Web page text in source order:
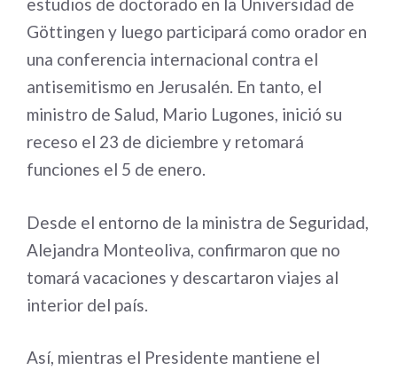
Göttingen y luego participará como orador en
una conferencia internacional contra el
antisemitismo en Jerusalén. En tanto, el
ministro de Salud, Mario Lugones, inició su
receso el 23 de diciembre y retomará
funciones el 5 de enero.
Desde el entorno de la ministra de Seguridad,
Alejandra Monteoliva, confirmaron que no
tomará vacaciones y descartaron viajes al
interior del país.
Así, mientras el Presidente mantiene el